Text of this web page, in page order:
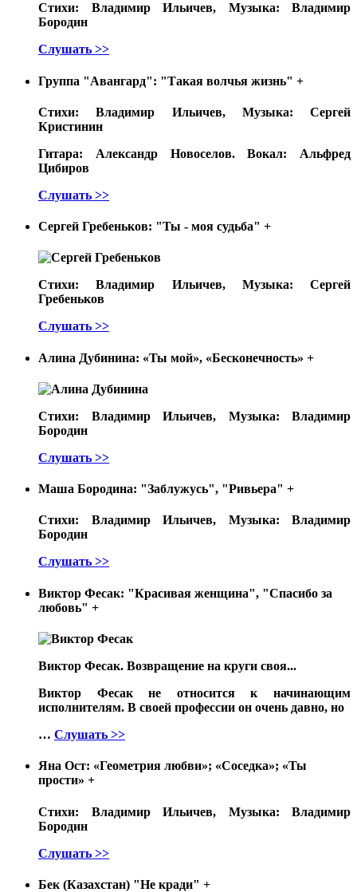
Стихи: Владимир Ильичев, Музыка: Владимир
Бородин
Слушать >>
Группа "Авангард": "Такая волчья жизнь" +
Стихи: Владимир Ильичев, Музыка: Сергей
Кристинин
Гитара: Александр Новоселов. Вокал: Альфред
Цибиров
Слушать >>
Сергей Гребеньков: "Ты - моя судьба" +
Стихи: Владимир Ильичев, Музыка: Сергей
Гребеньков
Слушать >>
Алина Дубинина: «Ты мой», «Бесконечность» +
Стихи: Владимир Ильичев, Музыка: Владимир
Бородин
Слушать >>
Маша Бородина: "Заблужусь", "Ривьера" +
Стихи: Владимир Ильичев, Музыка: Владимир
Бородин
Слушать >>
Виктор Фесак: "Красивая женщина", "Спасибо за
любовь" +
Виктор Фесак. Возвращение на круги своя...
Виктор Фесак не относится к начинающим
исполнителям. В своей профессии он очень давно, но
… Слушать >>
Яна Ост: «Геометрия любви»; «Соседка»; «Ты
прости» +
Стихи: Владимир Ильичев, Музыка: Владимир
Бородин
Слушать >>
Бек (Казахстан) "Не кради" +